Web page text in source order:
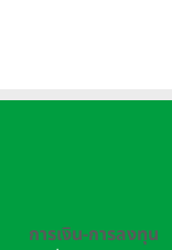
การเงิน-การลงทุน